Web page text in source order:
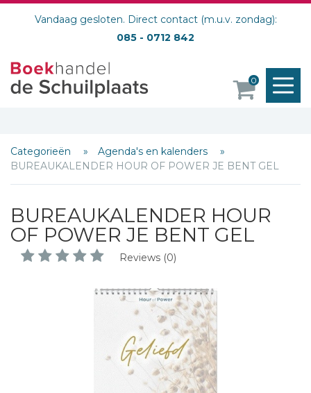
Vandaag gesloten. Direct contact (m.u.v. zondag):
085 - 0712 842
0
Categorieën
Agenda's en kalenders
BUREAUKALENDER HOUR OF POWER JE BENT GEL
BUREAUKALENDER HOUR
OF POWER JE BENT GEL
Reviews (0)
Sterren
Naam *